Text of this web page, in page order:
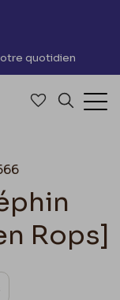
quotidien
Accéder à
Rops]